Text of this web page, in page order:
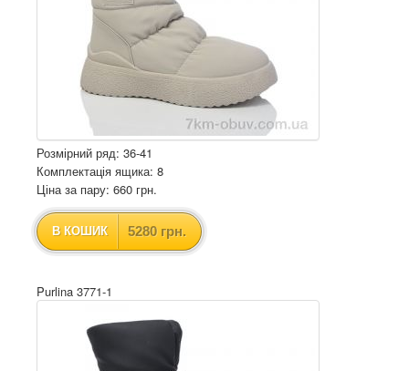
Розмірний ряд: 36-41
Комплектація ящика: 8
Ціна за пару: 660 грн.
В КОШИК 5280 грн.
Purlina 3771-1